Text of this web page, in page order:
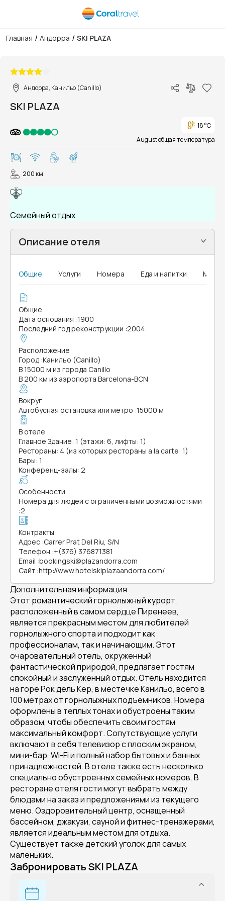
Главная / Андорра / SKI PLAZA
Андорра, Канильо (Canillo)
SKI PLAZA
18 °C
August общая температура
200 км
Семейный отдых
Описание отеля
Общие Услуги Номера Еда и напитки Мыши
Общие
Дата основания :1900
Последний год реконструкции :2004
Расположение
Город :Канильо (Canillo)
В 15000 м из города Canillo
В 200 км из аэропорта Barcelona-BCN
Вокруг
Автобусная остановка или метро :15000 м
В отеле
Главное Здание: 1 (этажи: 6, лифты: 1)
Рестораны: 4 (из которых рестораны a la carte: 1)
Бары: 1
Конференц-залы: 2
Особенности
Номера для людей с ограниченными возможностями
:2
Контракты
Адрес :Carrer Prat Del Riu, S/N
Телефон :+(376) 376871381
Email :bookingski@plazandorra.com
Сайт :http://www.hotelskiplazaandorra.com/
Дополнительная информация
Этот романтический горнолыжный курорт,
расположенный в самом сердце Пиренеев,
является прекрасным местом для любителей
горнолыжного спорта и подходит как
профессионалам, так и начинающим. Этот
очаровательный отель, окруженный
фантастической природой, предлагает гостям
спокойный и заслуженный отдых. Отель находится
на горе Рок дель Кер, в местечке Канильо, всего в
100 метрах от горнолыжных подъемников. Номера
оформлены в теплых тонах и обустроены таким
образом, чтобы обеспечить своим гостям
максимальный комфорт. Сопутствующие услуги
включают в себя телевизор с плоским экраном,
мини-бар, Wi-Fi и полный набор бытовых и банных
принадлежностей. В отеле также есть несколько
специально обустроенных семейных номеров. В
ресторане отеля гости могут выбрать между
блюдами на заказ и предложениями из текущего
меню. Оздоровительный центр, оснащенный
бассейном, джакузи, сауной и фитнес-тренажерами,
является идеальным местом для отдыха.
Существует также детский уголок для самых
маленьких.
Забронировать SKI PLAZA